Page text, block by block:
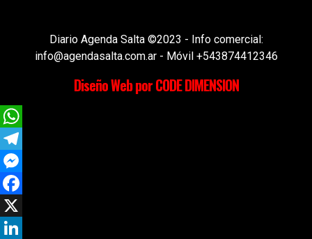
Diario Agenda Salta ©2023 - Info comercial:
info@agendasalta.com.ar - Móvil +543874412346
Diseño Web por CODE DIMENSION
WhatsApp
Telegram
Messenger
Facebook
X